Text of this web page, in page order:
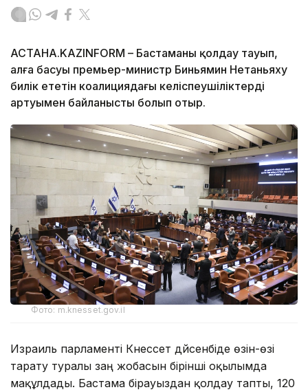
АСТАНА.KAZINFORM – Бастаманың қолдау тауып,
алға басуы премьер-министр Биньямин Нетаньяху
билік ететін ​​коалициядағы келіспеушіліктердің
артуымен байланысты болып отыр.
Фото: m.knesset.gov.il
Израиль парламенті Кнессет дүйсенбіде өзін-өзі
тарату туралы заң жобасын бірінші оқылымда
мақұлдады. Бастама бірауыздан қолдау тапты, 120